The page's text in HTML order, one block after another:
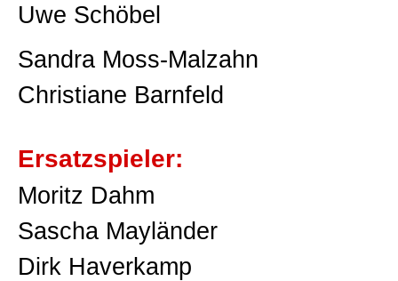
Uwe Schöbel
Sandra Moss-Malzahn
Christiane Barnfeld
Ersatzspieler:
Moritz Dahm
Sascha Mayländer
Dirk Haverkamp